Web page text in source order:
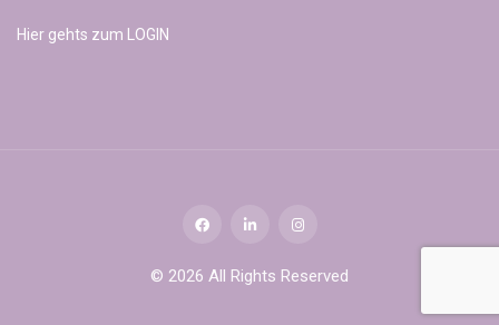
Hier gehts zum LOGIN
© 2026 All Rights Reserved